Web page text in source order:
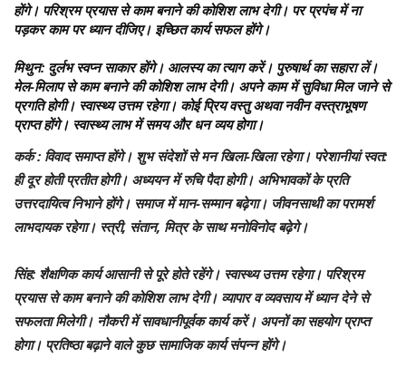
होंगे। परिश्रम प्रयास से काम बनाने की कोशिश लाभ देगी। पर प्रपंच में ना
पड़कर काम पर ध्यान दीजिए। इच्छित कार्य सफल होंगे।
मिथुन: दुर्लभ स्वप्न साकार होंगे। आलस्य का त्याग करें। पुरुषार्थ का सहारा लें।
मेल-मिलाप से काम बनाने की कोशिश लाभ देगी। अपने काम में सुविधा मिल जाने से
प्रगति होगी। स्वास्थ्य उत्तम रहेगा। कोई प्रिय वस्तु अथवा नवीन वस्त्राभूषण
प्राप्त होंगे। स्वास्थ्य लाभ में समय और धन व्यय होगा।
कर्क : विवाद समाप्त होंगे। शुभ संदेशों से मन खिला-खिला रहेगा। परेशानीयां स्वत:
ही दूर होती प्रतीत होगी। अध्ययन में रुचि पैदा होगी। अभिभावकों के प्रति
उत्तरदायित्व निभाने होंगे। समाज में मान-सम्मान बढ़ेगा। जीवनसाथी का परामर्श
लाभदायक रहेगा। स्त्री, संतान, मित्र के साथ मनोविनोद बढ़ेगे।
सिंह: शैक्षणिक कार्य आसानी से पूरे होते रहेंगे। स्वास्थ्य उत्तम रहेगा। परिश्रम
प्रयास से काम बनाने की कोशिश लाभ देगी। व्यापार व व्यवसाय में ध्यान देने से
सफलता मिलेगी। नौकरी में सावधानीपूर्वक कार्य करें। अपनों का सहयोग प्राप्त
होगा। प्रतिष्ठा बढ़ाने वाले कुछ सामाजिक कार्य संपन्न होंगे।